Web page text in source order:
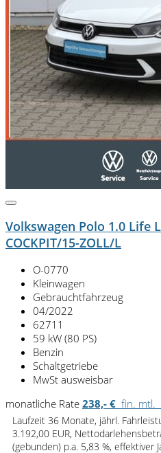
Volkswagen Polo 1.0 Life
COCKPIT/15-ZOLL/L
O-0770
Kleinwagen
Gebrauchtfahrzeug
04/2022
62711
59 kW (80 PS)
Benzin
Schaltgetriebe
MwSt ausweisbar
monatliche Rate 238,- € fin. mtl.
Laufzeit 36 Monate, jährl.
3.192,00 EUR,
(gebunden) p.a. 5,83 %, effektiver